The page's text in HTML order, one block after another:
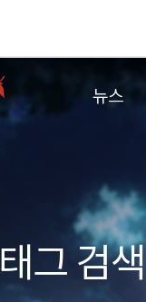
뉴스
업데이트
이벤트
캐시샵 공지
메이플 알림판
with maple
태그 검색